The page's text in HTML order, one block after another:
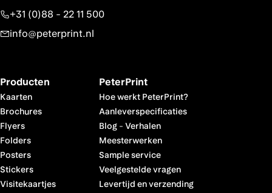
+31 (0)88 - 22 11 500
info@peterprint.nl
Producten
Kaarten
Brochures
Flyers
Folders
Posters
Stickers
Visitekaartjes
PeterPrint
Hoe werkt PeterPrint?
Aanleverspecificaties
Blog- Verhalen
Meesterwerken
Sample service
Veelgestelde vragen
Levertijd en verzending